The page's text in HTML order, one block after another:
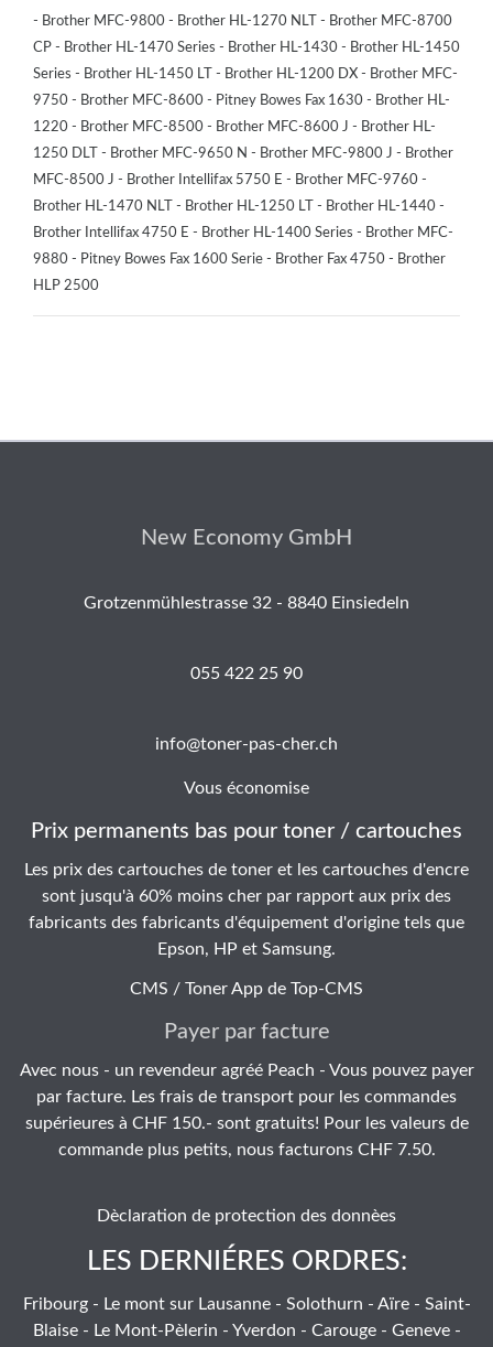
- Brother MFC-9800 - Brother HL-1270 NLT - Brother MFC-8700
CP - Brother HL-1470 Series - Brother HL-1430 - Brother HL-1450
Series - Brother HL-1450 LT - Brother HL-1200 DX - Brother MFC-
9750 - Brother MFC-8600 - Pitney Bowes Fax 1630 - Brother HL-
1220 - Brother MFC-8500 - Brother MFC-8600 J - Brother HL-
1250 DLT - Brother MFC-9650 N - Brother MFC-9800 J - Brother
MFC-8500 J - Brother Intellifax 5750 E - Brother MFC-9760 -
Brother HL-1470 NLT - Brother HL-1250 LT - Brother HL-1440 -
Brother Intellifax 4750 E - Brother HL-1400 Series - Brother MFC-
9880 - Pitney Bowes Fax 1600 Serie - Brother Fax 4750 - Brother
HLP 2500
New Economy GmbH
Grotzenmühlestrasse 32 - 8840 Einsiedeln
055 422 25 90
info@toner-pas-cher.ch
Vous économise
Prix permanents bas pour toner / cartouches
Les prix des cartouches de toner et les cartouches d'encre
sont jusqu'à 60% moins cher par rapport aux prix des
fabricants des fabricants d'équipement d'origine tels que
Epson, HP et Samsung.
CMS / Toner App de Top-CMS
Payer par facture
Avec nous - un revendeur agréé Peach - Vous pouvez payer
par facture. Les frais de transport pour les commandes
supérieures à CHF 150.- sont gratuits! Pour les valeurs de
commande plus petits, nous facturons CHF 7.50.
Dèclaration de protection des donnèes
LES DERNIÉRES ORDRES:
Fribourg - Le mont sur Lausanne - Solothurn - Aïre - Saint-
Blaise - Le Mont-Pèlerin - Yverdon - Carouge - Geneve -